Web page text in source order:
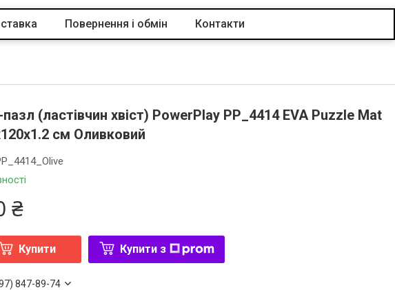
Повернення і обмін Контакти
(ластівчин хвіст) PowerPlay PP_4414 EVA Puzzle Mat
cм Оливковий
₴
Купити Купити з
847-89-74